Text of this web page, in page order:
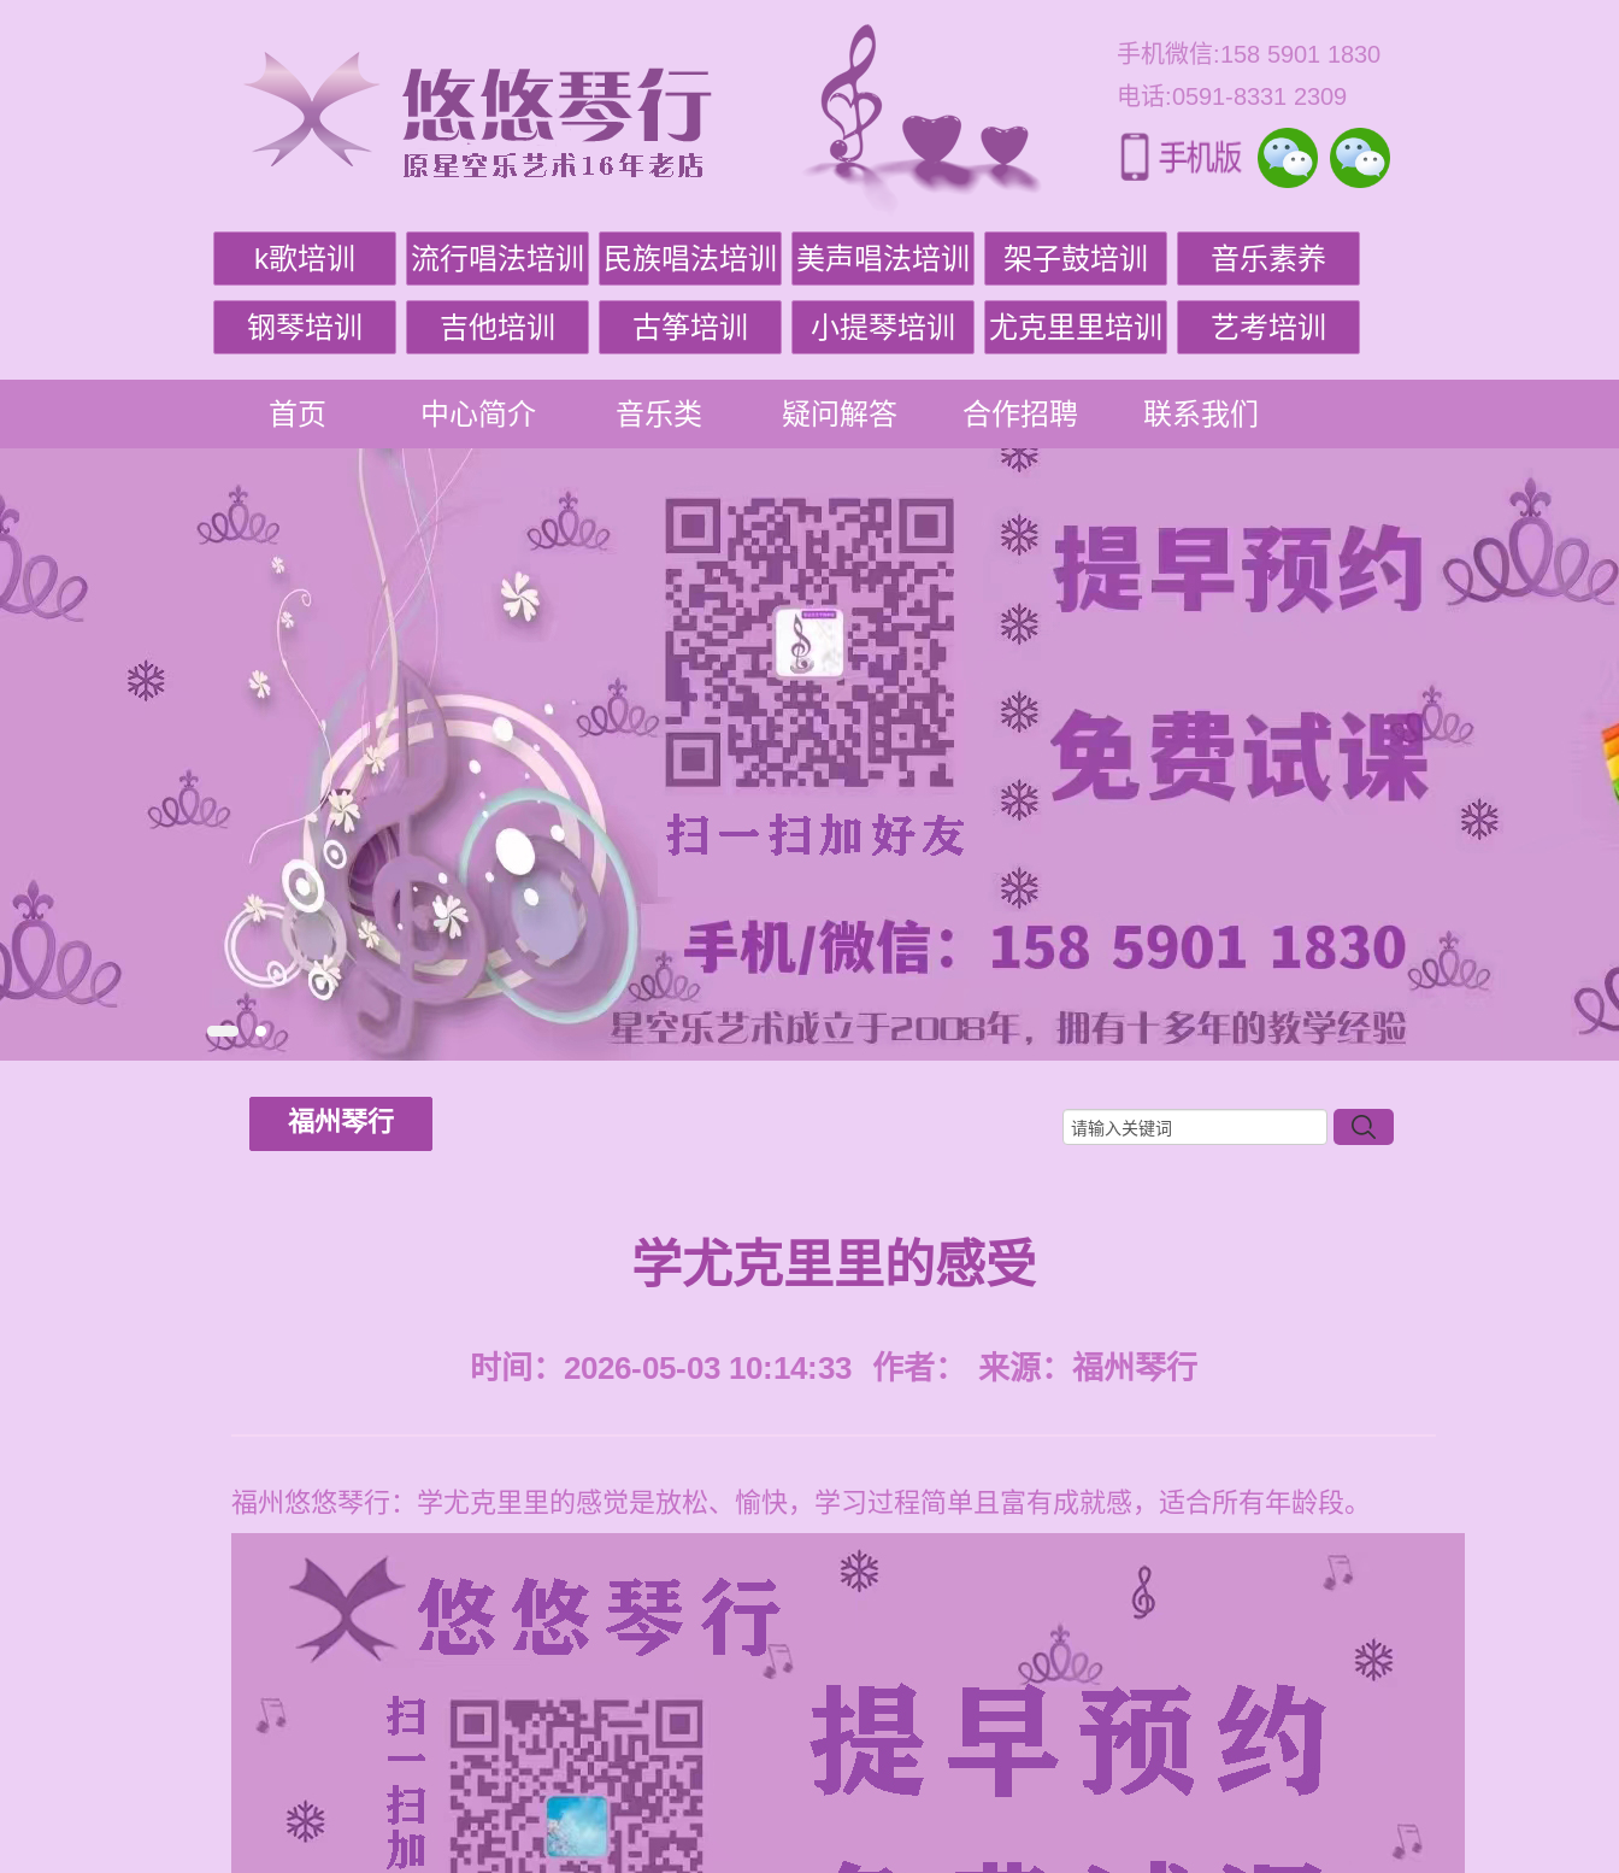
手机微信:158 5901 1830
电话:0591-8331 2309
k歌培训 流行唱法培训 民族唱法培训 美声唱法培训 架子鼓培训 音乐素养
钢琴培训 吉他培训 古筝培训 小提琴培训 尤克里里培训 艺考培训
首页 中心简介 音乐类 疑问解答 合作招聘 联系我们
福州琴行
学尤克里里的感受
时间：2026-05-03 10:14:33 作者： 来源： 福州琴行
福州悠悠琴行：学尤克里里的感觉是放松、愉快，学习过程简单且富有成就感，适合所有年龄段。